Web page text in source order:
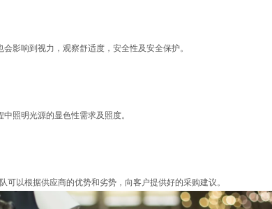
影响到视力，观察舒适度，安全性及安全保护。
照明光源的显色性需求及照度。
以根据供应商的优势和劣势，向客户提供好的采购建议。